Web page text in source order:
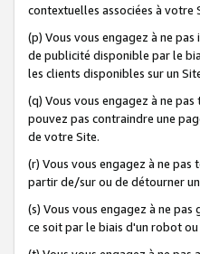
contextuelles associées à
(p) Vous vous engagez à ne
de publicité disponible par le
les clients disponibles sur un
(q) Vous vous engagez à ne
pouvez pas contraindre une
de votre Site.
(r) Vous vous engagez à ne
partir de/sur ou de détourner
(s) Vous vous engagez à ne
ce soit par le biais d'un robot